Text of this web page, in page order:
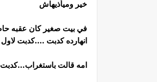
خير وميأذيهاش
في بيت صغير كان عقبه
انهارده كدبت ....كدبت
امه قالت